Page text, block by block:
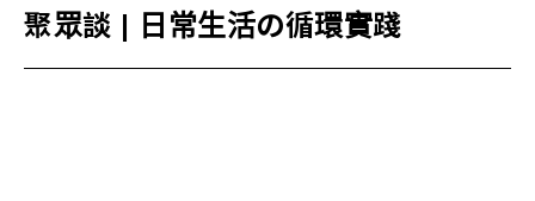
聚眾談 | 日常生活の循環實踐